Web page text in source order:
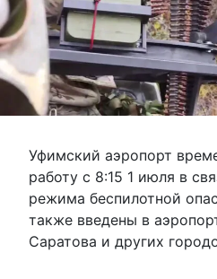
Уфимский аэропорт
работу с 8:15 1 июля в
режима беспилотной
также введены в
Саратова и других